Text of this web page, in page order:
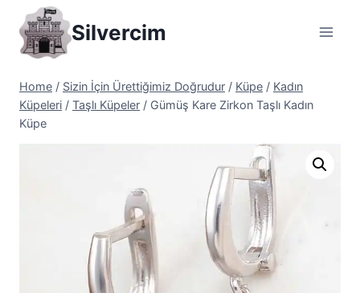
content
Silvercim
Home / Sizin İçin Ürettiğimiz Doğrudur / Küpe / Kadın
Küpeleri / Taşlı Küpeler / Gümüş Kare Zirkon Taşlı Kadın
Küpe